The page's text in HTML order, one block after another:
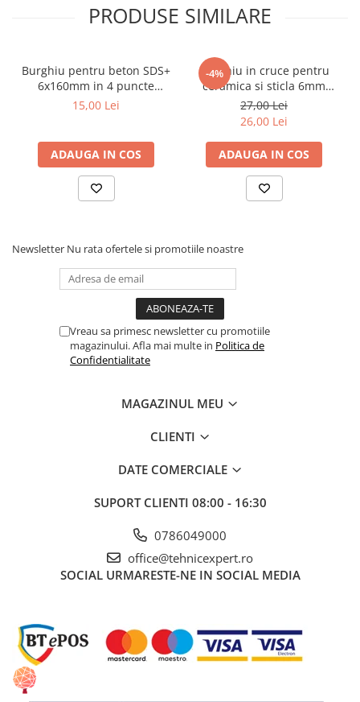
PRODUSE SIMILARE
Burghiu pentru beton SDS+
6x160mm in 4 puncte
PROFESIONAL Draumet
15,00 Lei
ADAUGA IN COS
-4%
Burghiu in cruce pentru
ceramica si sticla 6mm
Draumet
27,00 Lei
26,00 Lei
ADAUGA IN COS
Newsletter Nu rata ofertele si promotiile noastre
Vreau sa primesc newsletter cu promotiile
magazinului. Afla mai multe in Politica de
Confidentialitate
MAGAZINUL MEU
CLIENTI
DATE COMERCIALE
SUPORT CLIENTI 08:00 - 16:30
0786049000
office@tehnicexpert.ro
SOCIAL URMARESTE-NE IN SOCIAL MEDIA